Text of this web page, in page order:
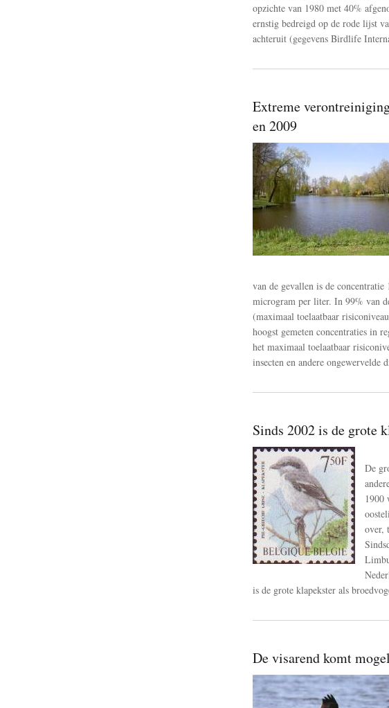
opzichte van 1980 met 40%
ernstig bedreigd op de rode lijst
achteruit (gegevens Birdlife
Extreme
en 2009
van de gevallen is de
microgram per liter. In 99% van
(maximaal toelaatbaar
hoogst gemeten concentraties in
het maximaal toelaatbaar
insecten en andere ongewervelde
Sinds 2002 is de grote
De
1900
over,
is de grote klapekster als
De visarend komt